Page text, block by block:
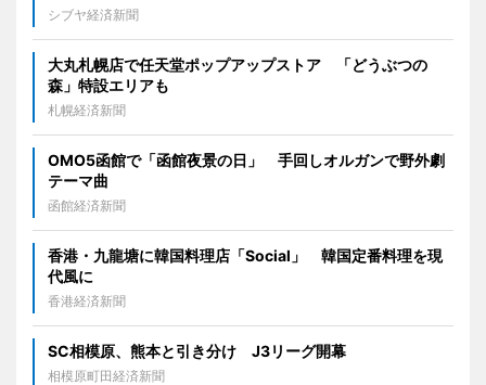
シブヤ経済新聞
大丸札幌店で任天堂ポップアップストア 「どうぶつの
森」特設エリアも
札幌経済新聞
OMO5函館で「函館夜景の日」 手回しオルガンで野外劇
テーマ曲
函館経済新聞
香港・九龍塘に韓国料理店「Social」 韓国定番料理を現
代風に
香港経済新聞
SC相模原、熊本と引き分け J3リーグ開幕
相模原町田経済新聞